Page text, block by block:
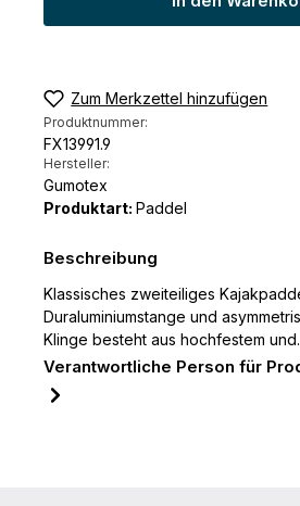
Zum Merkzettel hinzufügen
Produktnummer:
FX13991.9
Hersteller:
Gumotex
Produktart: Paddel
Beschreibung
Klassisches zweiteiliges
Duraluminiumstange und
Klinge besteht aus hochfestem
Verantwortliche Person für